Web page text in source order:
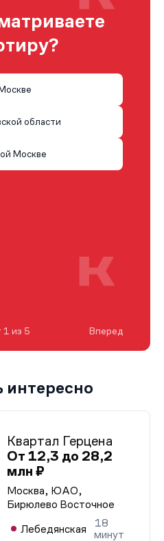
области
Москве
1 из 5 Вперед
Квартал Герцена
От 12,3 до 28,2
млн ₽
Москва, ЮАО,
Бирюлево Восточное
Лебедянская
18
минут